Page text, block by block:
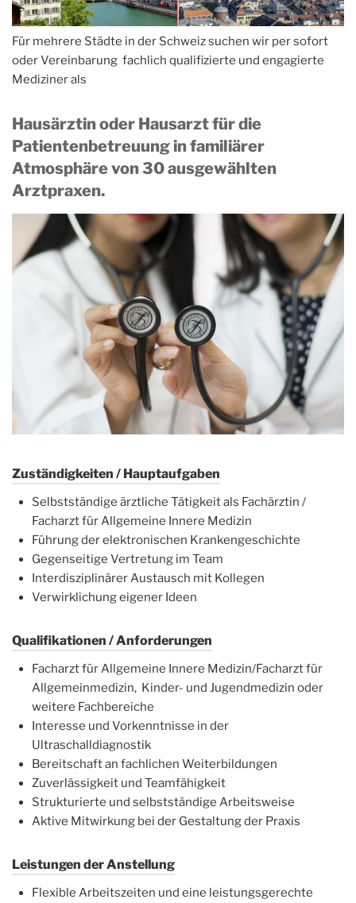
Für mehrere Städte in der Schweiz suchen wir per sofort
oder Vereinbarung fachlich qualifizierte und engagierte
Mediziner als
Hausärztin oder Hausarzt für die
Patientenbetreuung in familiärer
Atmosphäre von 30 ausgewählten
Arztpraxen.
Zuständigkeiten / Hauptaufgaben
Selbstständige ärztliche Tätigkeit als Fachärztin /
Facharzt für Allgemeine Innere Medizin
Führung der elektronischen Krankengeschichte
Gegenseitige Vertretung im Team
Interdisziplinärer Austausch mit Kollegen
Verwirklichung eigener Ideen
Qualifikationen / Anforderungen
Facharzt für Allgemeine Innere Medizin/Facharzt für
Allgemeinmedizin, Kinder- und Jugendmedizin oder
weitere Fachbereiche
Interesse und Vorkenntnisse in der
Ultraschalldiagnostik
Bereitschaft an fachlichen Weiterbildungen
Zuverlässigkeit und Teamfähigkeit
Strukturierte und selbstständige Arbeitsweise
Aktive Mitwirkung bei der Gestaltung der Praxis
Leistungen der Anstellung
Flexible Arbeitszeiten und eine leistungsgerechte